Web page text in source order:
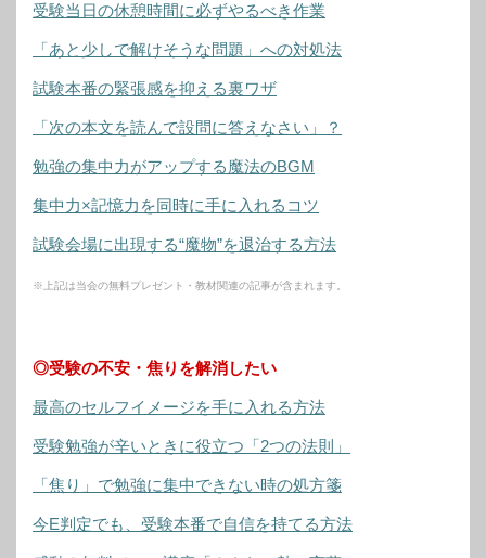
受験当日の休憩時間に必ずやるべき作業
「あと少しで解けそうな問題」への対処法
試験本番の緊張感を抑える裏ワザ
「次の本文を読んで設問に答えなさい」？
勉強の集中力がアップする魔法のBGM
集中力×記憶力を同時に手に入れるコツ
試験会場に出現する“魔物”を退治する方法
※上記は当会の無料プレゼント・教材関連の記事が含まれます。
◎受験の不安・焦りを解消したい
最高のセルフイメージを手に入れる方法
受験勉強が辛いときに役立つ「2つの法則」
「焦り」で勉強に集中できない時の処方箋
今E判定でも、受験本番で自信を持てる方法